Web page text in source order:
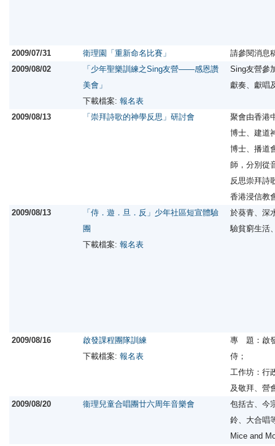
2009/07/31 衛理園「重新命名比賽」
請參閱消息
2009/08/02
「少年聖樂訓練之Sing友營——感恩讚
美會」
下載檔案: 報名表
Sing友營參
獻奏、獻唱
2009/08/13 「崇拜詩歌的神學反思」研討會
聚會由香港
博士、建道
博士、播道
師，分別從
反思崇拜詩
香港浸信教
2009/08/13
「侍．遊．旦．反」少年社區短宣體驗
團
下載檔案: 報名表
於葵青、深
驗貧窮生活
2009/08/16
啟發課程團隊訓練
下載檔案: 報名表
專 題：啟
侍；
工作坊：行
及敬拜、
2009/08/20
衞理兒童合唱團廿六周年音樂會
包括古、今
鈴、大合唱
Mice and